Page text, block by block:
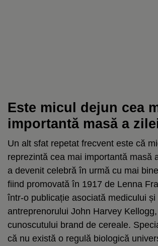
Este micul dejun cea
importantă masă a
Un alt sfat repetat frecvent este că
reprezintă cea mai importantă masă
a devenit celebră în urmă cu mai
fiind promovată în 1917 de Lenna
într-o publicație asociată medicului și
antreprenorului John Harvey
cunoscutului brand de cereale.
că nu există o regulă biologică